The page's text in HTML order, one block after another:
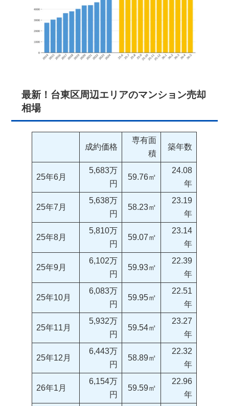
最新！台東区周辺エリアのマンション売却
相場
成約価格
専有面
積
築年数
25年6月
5,683万
円
59.76㎡
24.08
年
25年7月
5,638万
円
58.23㎡
23.19
年
25年8月
5,810万
円
59.07㎡
23.14
年
25年9月
6,102万
円
59.93㎡
22.39
年
25年10月
6,083万
円
59.95㎡
22.51
年
25年11月
5,932万
円
59.54㎡
23.27
年
25年12月
6,443万
円
58.89㎡
22.32
年
26年1月
6,154万
円
59.59㎡
22.96
年